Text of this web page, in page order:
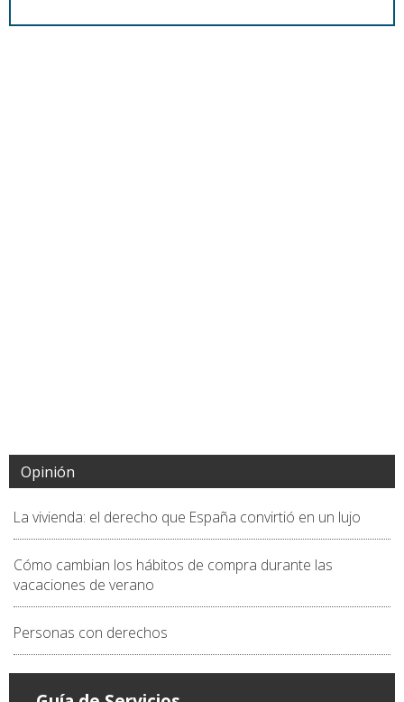
Opinión
La vivienda: el derecho que España convirtió en un lujo
Cómo cambian los hábitos de compra durante las
vacaciones de verano
Personas con derechos